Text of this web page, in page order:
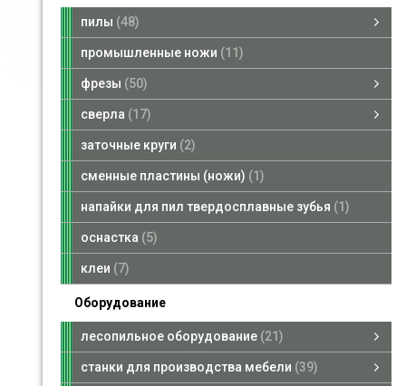
пилы 48
промышленные ножи 11
фрезы 50
сверла 17
заточные круги 2
сменные пластины (ножи) 1
напайки для пил твердосплавные зубья 1
оснастка 5
клеи 7
Оборудование
лесопильное оборудование 21
станки для производства мебели 39